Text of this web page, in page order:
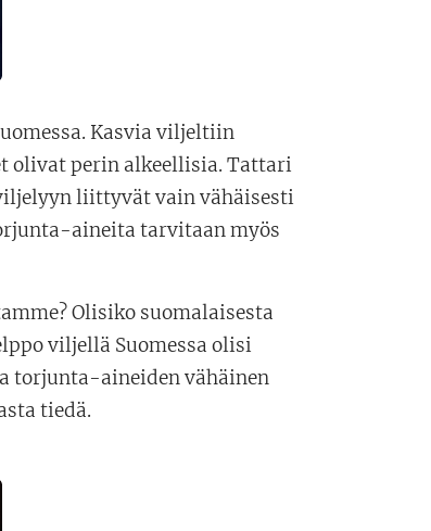
Kasvia viljeltiin
olivat perin alkeellisia. Tattari
liittyvät vain vähäisesti
aineita tarvitaan myös
Olisiko suomalaisesta
viljellä Suomessa olisi
torjunta-aineiden vähäinen
tiedä.